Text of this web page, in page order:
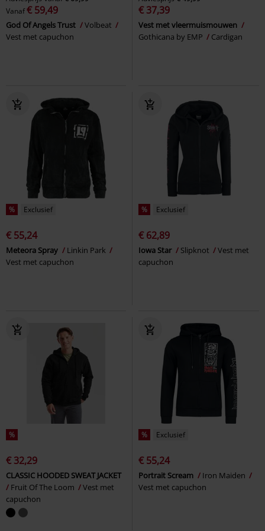
Vanaf€ 59,49
God Of Angels Trust
Volbeat
Vest met capuchon
€ 37,39
Vest met vleermuismouwen
Gothicana by EMP
Cardigan
% Exclusief
€ 55,24
Meteora Spray
Linkin Park
Vest met capuchon
% Exclusief
€ 62,89
Iowa Star Slipknot
Vest met
capuchon
%
€ 32,29
CLASSIC HOODED SWEAT JACKET
Fruit Of The Loom
Vest met
capuchon
% Exclusief
€ 55,24
Portrait Scream
Iron Maiden
Vest met capuchon